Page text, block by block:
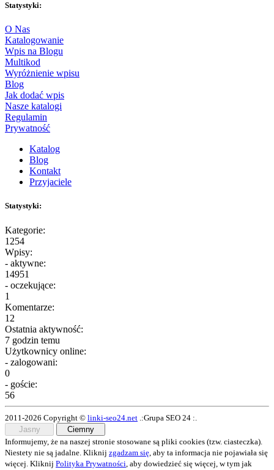
Statystyki:
O Nas
Katalogowanie
Wpis na Blogu
Multikod
Wyróżnienie wpisu
Blog
Jak dodać wpis
Nasze katalogi
Regulamin
Prywatność
Katalog
Blog
Kontakt
Przyjaciele
Statystyki:
Kategorie:
1254
Wpisy:
- aktywne:
14951
- oczekujące:
1
Komentarze:
12
Ostatnia aktywność:
7 godzin temu
Użytkownicy online:
- zalogowani:
0
- goście:
56
2011-2026 Copyright © linki-seo24.net .:Grupa SEO 24 :.
Jasny
Ciemny
Informujemy, że na naszej stronie stosowane są pliki cookies (tzw. ciasteczka).
Niestety nie są jadalne. Kliknij zgadzam się , aby ta informacja nie pojawiała się
więcej. Kliknij Polityka Prywatności , aby dowiedzieć się więcej, w tym jak